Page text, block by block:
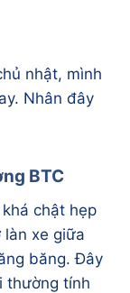
nhật, mình
Nhân đây
BTC
chật hẹp
làn xe giữa
băng. Đây
thường tính